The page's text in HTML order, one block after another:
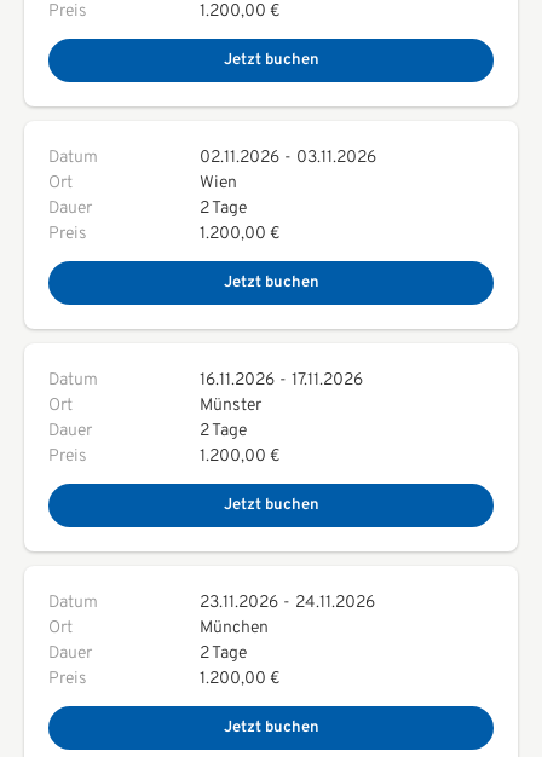
Preis
1.200,00 €
Jetzt buchen
Datum 02.11.2026 - 03.11.2026
Ort
Wien
Dauer
2 Tage
Preis
1.200,00 €
Jetzt buchen
Datum 16.11.2026 - 17.11.2026
Ort
Münster
Dauer
2 Tage
Preis
1.200,00 €
Jetzt buchen
Datum 23.11.2026 - 24.11.2026
Ort
München
Dauer
2 Tage
Preis
1.200,00 €
Jetzt buchen